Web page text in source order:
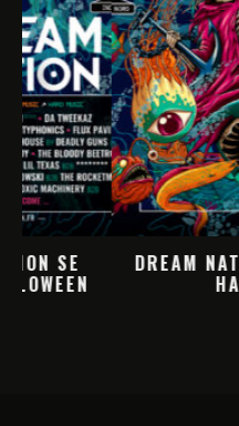
DREAM NATION